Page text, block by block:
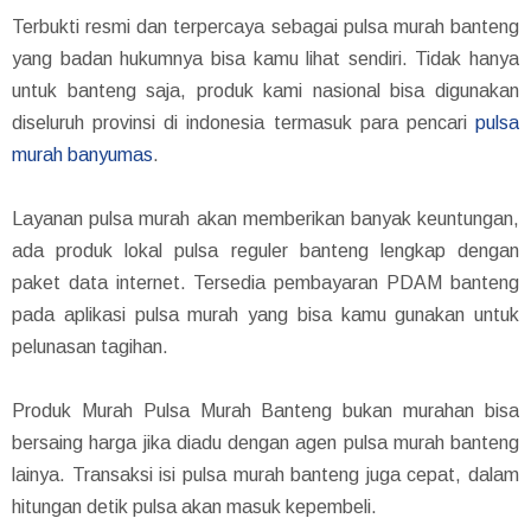
Terbukti resmi dan terpercaya sebagai pulsa murah banteng
yang badan hukumnya bisa kamu lihat sendiri. Tidak hanya
untuk banteng saja, produk kami nasional bisa digunakan
diseluruh provinsi di indonesia termasuk para pencari pulsa
murah banyumas.
Layanan pulsa murah akan memberikan banyak keuntungan,
ada produk lokal pulsa reguler banteng lengkap dengan
paket data internet. Tersedia pembayaran PDAM banteng
pada aplikasi pulsa murah yang bisa kamu gunakan untuk
pelunasan tagihan.
Produk Murah Pulsa Murah Banteng bukan murahan bisa
bersaing harga jika diadu dengan agen pulsa murah banteng
lainya. Transaksi isi pulsa murah banteng juga cepat, dalam
hitungan detik pulsa akan masuk kepembeli.